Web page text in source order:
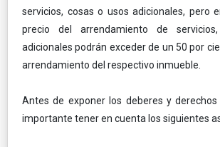
servicios, cosas o usos adicionales, pero
precio del arrendamiento de
adicionales podrán exceder de un 50 por
arrendamiento del respectivo inmueble.
Antes de exponer los deberes y
importante tener en cuenta los siguientes